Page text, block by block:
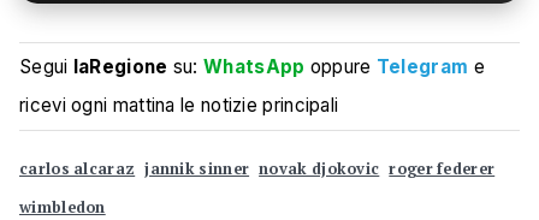
Segui laRegione su:WhatsApp oppure Telegram e
ricevi ogni mattina le notizie principali
carlos alcaraz jannik sinner novak djokovic roger federer
wimbledon